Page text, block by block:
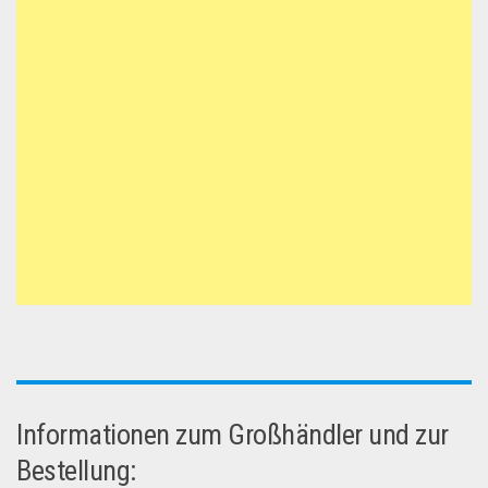
Anmelden
Newsletter
Informationen zum Großhändler und zur
Bestellung: